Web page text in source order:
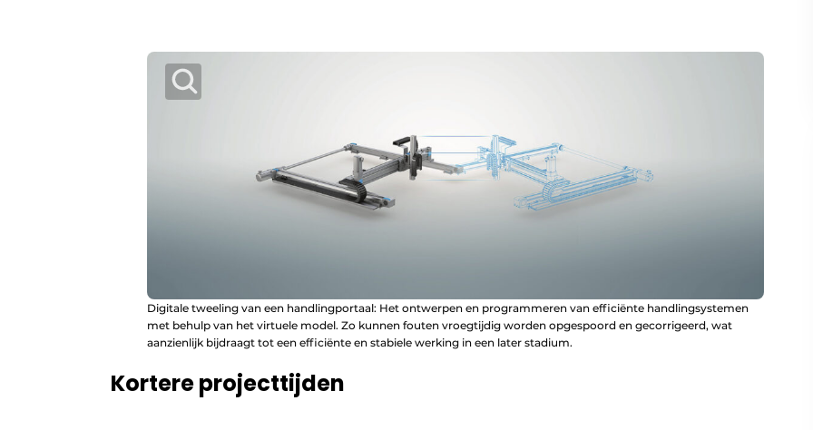
Digitale tweeling van een handlingportaal: Het ontwerpen en programmeren van efficiënte handlingsystemen
met behulp van het virtuele model. Zo kunnen fouten vroegtijdig worden opgespoord en gecorrigeerd, wat
aanzienlijk bijdraagt tot een efficiënte en stabiele werking in een later stadium.
Kortereprojecttijden